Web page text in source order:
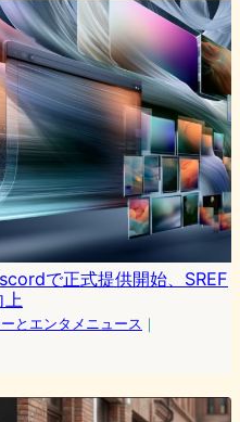
で正式提供開始、SREF
とエンタメニュース ｜